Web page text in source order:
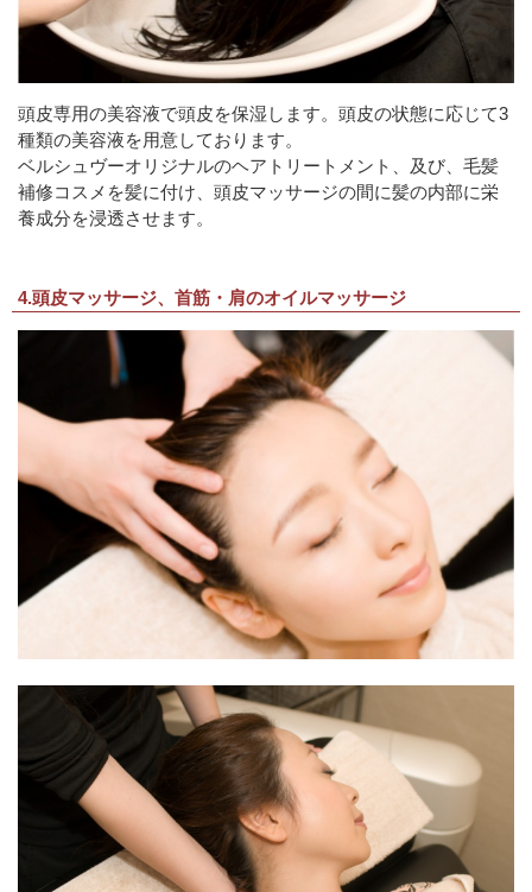
頭皮専用の美容液で頭皮を保湿します。頭皮の状態に応じて3
種類の美容液を用意しております。
ベルシュヴーオリジナルのヘアトリートメント、及び、毛髪
補修コスメを髪に付け、頭皮マッサージの間に髪の内部に栄
養成分を浸透させます。
4.頭皮マッサージ、首筋・肩のオイルマッサージ